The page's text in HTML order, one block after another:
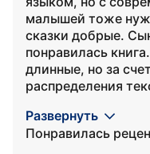
малышей тоже
сказки добрые.
понравилась
длинные, но за
распределения
Развернуть
Понравилась